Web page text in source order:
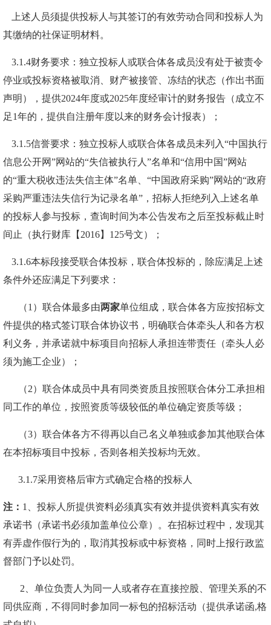
上述人员须提供投标人与其签订的有效劳动合同和投标人为
其缴纳的社保证明材料。
3.1 .4财务要求： 独立投标人或联合体各成员没有处于被责令
停业或投标资格被取消、财产被接管、冻结的状态（作出书面
声明）， 提供2024年度或2025年度经审计的财务报告 （成立不
足1年的，提供自注册年度以来的财务会计报表）；
3.1 .5信誉要求： 独立投标人或联合体各成员未列入“中国执行
信息公开网”网站的“失信被执行人”名单和“信用中国”网站
的“重大税收违法失信主体”名单、“中国政府采购”网站的“政府
采购严重违法失信行为记录名单”，招标人拒绝列入上述名单
的投标人参与投标，查询时间为本公告发布之后至投标截止时
间止（执行财库【 2016】 125号文）；
3.1 .6本标段接受联合体投标，联合体投标的，除应满足上述
条件外还应满足下列要求：
（1 ）联合体最多由两家单位组成， 联合体各方应按招标文
件提供的格式签订联合体协议书，明确联合体牵头人和各方权
利义务，并承诺就中标项目向招标人承担连带责任（牵头人必
须为施工企业）；
（2）联合体成员中具有同类资质且按照联合体分工承担相
同工作的单位，按照资质等级较低的单位确定资质等级；
（3）联合体各方不得再以自己名义单独或参加其他联合体
在本招标项目中投标，否则各相关投标均无效。
3.1.7采用资格后审方式确定合格的投标人
注： 1、 投标人所提供资料必须真实有效并提供资料真实有效
承诺书（承诺书必须加盖单位公章）。在招标过程中，发现其
有弄虚作假行为的，取消其投标或中标资格，同时上报行政监
督部门予以处罚。
2
单位负责人为同一人或者存在直接控股、管理关系的不
同供应商，不得同时参加同一标包的招标活动（提供承诺函,格